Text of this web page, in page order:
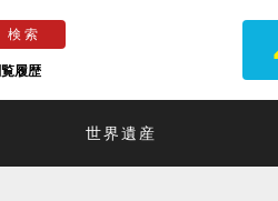
履歴
世界遺産